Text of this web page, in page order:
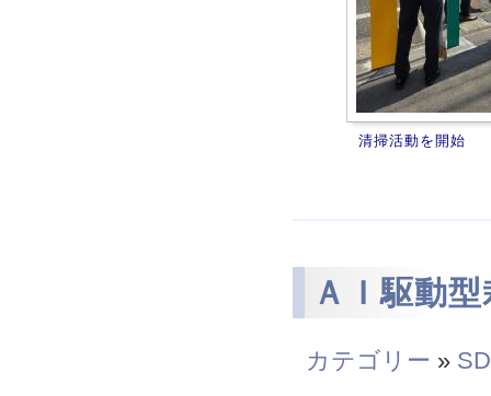
清掃活動を開始
ＡＩ駆動
カテゴリー »